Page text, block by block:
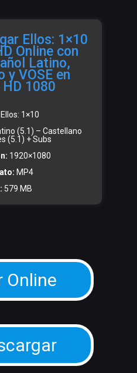
Ellos: 1×10
Online con
Latino,
y VOSE en
1080
Ellos: 1×10
(5.1) – Castellano
(5.1) + Subs
1920×1080
MP4
579 MB
Online